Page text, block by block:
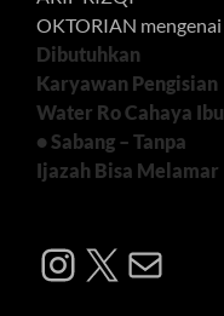
OKTORIAN mengenai
Dibutuhkan
Karyawan Pengisian
Water Ro Cahaya Ibu
• Sabang – Tanpa
Ijazah Bisa Melamar
Instagram
X Mail